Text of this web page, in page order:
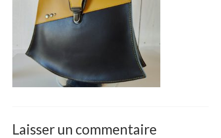
Pour acheter
Contact
Laisser un commentaire